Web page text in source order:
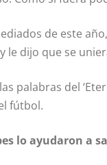
de este
le dijo que se
palabras del
fútbol.
lo ayudaron a